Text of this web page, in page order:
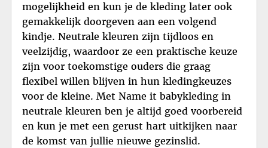
mogelijkheid en kun je de kleding later ook
gemakkelijk doorgeven aan een volgend
kindje. Neutrale kleuren zijn tijdloos en
veelzijdig, waardoor ze een praktische keuze
zijn voor toekomstige ouders die graag
flexibel willen blijven in hun kledingkeuzes
voor de kleine. Met Name it babykleding in
neutrale kleuren ben je altijd goed voorbereid
en kun je met een gerust hart uitkijken naar
de komst van jullie nieuwe gezinslid.